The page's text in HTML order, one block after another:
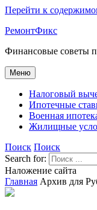
Перейти к
РемонтФикс
Финансовые советы
Меню
Налоговый
Ипотечные
Военная
Жилищные
Поиск Поиск
Search for:
Наложение сайта
Главная Архив для